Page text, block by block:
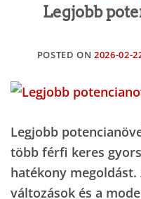
Legjobb
POSTED ON2026-02-
Legjobb
több férfi keres
hatékony
változások és a